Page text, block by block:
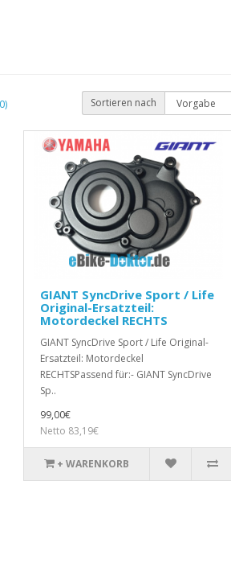
Sortieren nach
GIANT SyncDrive Sport / Life
Original-Ersatzteil:
Motordeckel RECHTS
GIANT SyncDrive Sport / Life Original-
Ersatzteil: Motordeckel
RECHTSPassend für:- GIANT SyncDrive
Sp..
99,00€
Netto 83,19€
+ WARENKORB